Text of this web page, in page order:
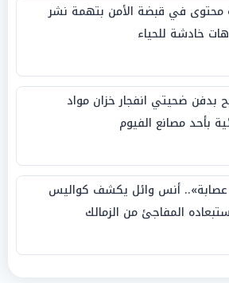
محتوى في قبضة الأمن بتهمة نشر
خادشة للحياء
بدفن ضحيتي انفجار خزان مواد
بأحد مصانع الفيوم
أنس وائل يكشف كواليس
المفاجئ من الزمالك